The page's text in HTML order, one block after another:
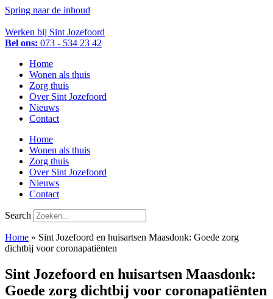
Spring naar de inhoud
Werken bij Sint Jozefoord
Bel ons: 073 - 534 23 42
Home
Wonen als thuis
Zorg thuis
Over Sint Jozefoord
Nieuws
Contact
Home
Wonen als thuis
Zorg thuis
Over Sint Jozefoord
Nieuws
Contact
Search
Home » Sint Jozefoord en huisartsen Maasdonk: Goede zorg
dichtbij voor coronapatiënten
Sint Jozefoord en huisartsen Maasdonk:
Goede zorg dichtbij voor coronapatiënten